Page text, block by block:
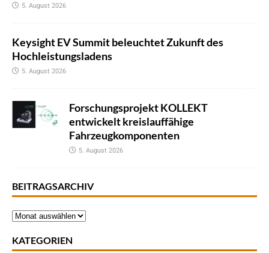
5. August 2026
Keysight EV Summit beleuchtet Zukunft des
Hochleistungsladens
5. August 2026
Forschungsprojekt KOLLEKT
entwickelt kreislauffähige
Fahrzeugkomponenten
5. August 2026
BEITRAGSARCHIV
KATEGORIEN